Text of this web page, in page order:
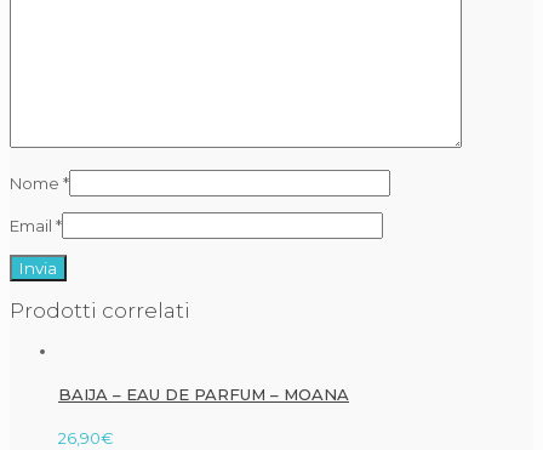
Nome *
Email *
Prodotti correlati
BAIJA – EAU DE PARFUM – MOANA
26,90€